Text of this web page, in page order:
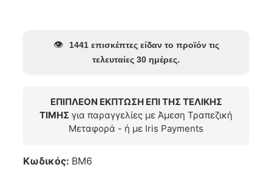
👁️
1441 επισκέπτες είδαν το προϊόν τις
τελευταίες 30 ημέρες.
ΕΠΙΠΛΕΟΝ ΕΚΠΤΩΣΗ ΕΠΙ ΤΗΣ ΤΕΛΙΚΗΣ
ΤΙΜΗΣ για παραγγελίες με Άμεση Τραπεζική
Μεταφορά - ή με Iris Payments
Κωδικός: BM6